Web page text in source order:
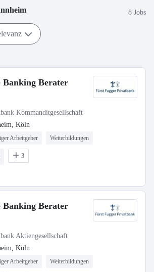
8 Jobs
Banking Berater
Kommanditgesellschaft
Köln
Arbeitgeber Weiterbildungen
3
Banking Berater
Aktiengesellschaft
Köln
Arbeitgeber Weiterbildungen